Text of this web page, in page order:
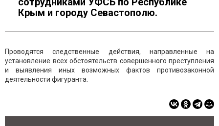
Крым и городу Севастополю.
Проводятся следственные действия, направленные на
установление всех обстоятельств совершенного преступления
и выявления иных возможных фактов противозаконной
деятельности фигуранта.